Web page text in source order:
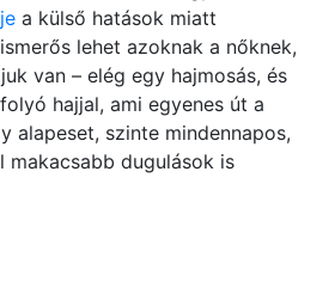
a külső hatások miatt
lehet azoknak a nőknek,
van – elég egy hajmosás, és
hajjal, ami egyenes út a
alapeset, szinte mindennapos,
makacsabb dugulások is